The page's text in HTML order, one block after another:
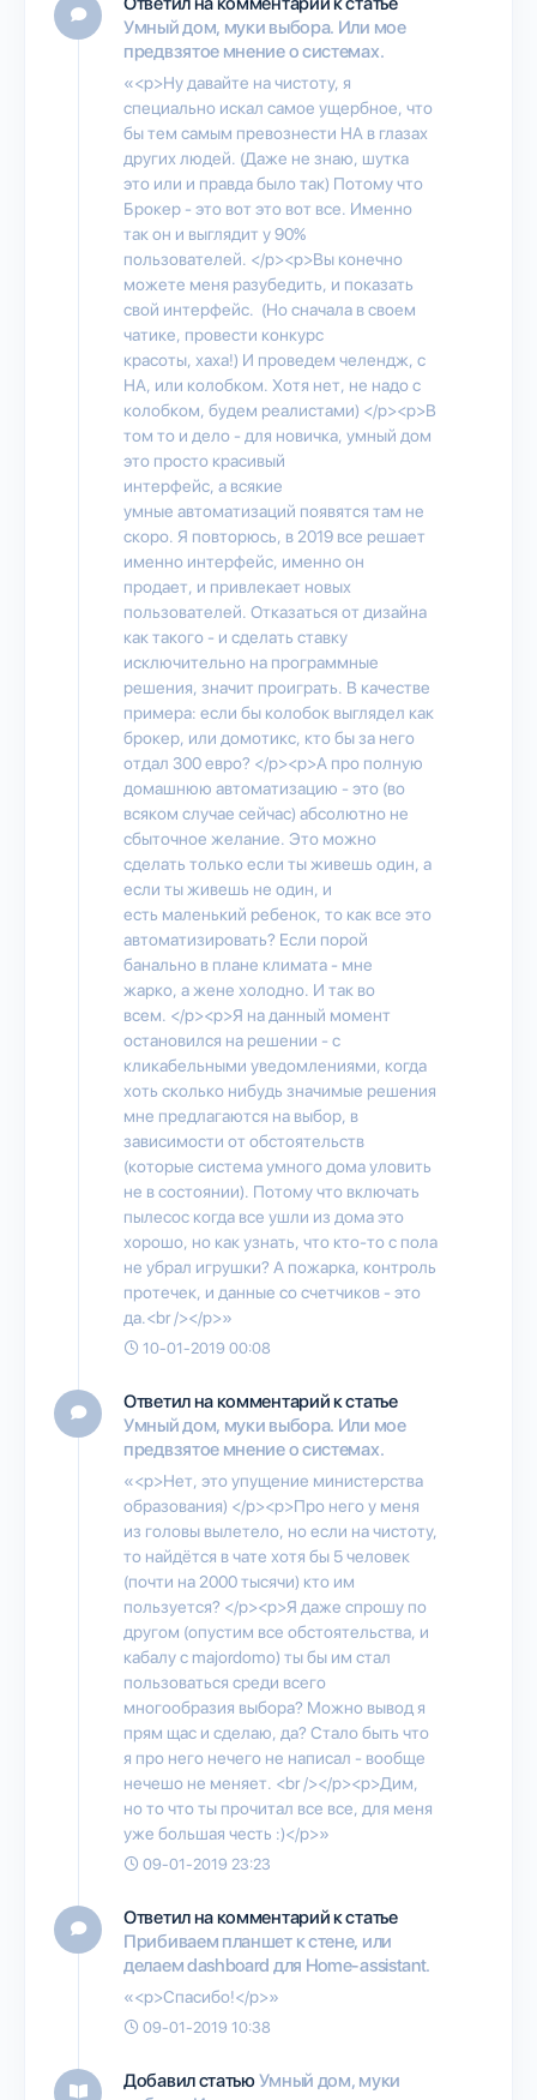
Умный дом, муки выбора. Или мое
предвзятое мнение о системах.
«<p>Ну давайте на чистоту, я
специально искал самое ущербное, что
бы тем самым превознести HA в глазах
других людей. (Даже не знаю, шутка
это или и правда было так) Потому что
Брокер - это вот это вот все. Именно
так он и выглядит у 90%
пользователей. </p><p>Вы конечно
можете меня разубедить, и показать
свой интерфейс. (Но сначала в своем
чатике, провести конкурс
красоты, хаха!) И проведем челендж, с
НА, или колобком. Хотя нет, не надо с
колобком, будем реалистами) </p><p>В
том то и дело - для новичка, умный дом
это просто красивый
интерфейс, а всякие
умные автоматизаций появятся там не
скоро. Я повторюсь, в 2019 все решает
именно интерфейс, именно он
продает, и привлекает новых
пользователей. Отказаться от дизайна
как такого - и сделать ставку
исключительно на программные
решения, значит проиграть. В качестве
примера: если бы колобок выглядел как
брокер, или домотикс, кто бы за него
отдал 300 евро? </p><p>А про полную
домашнюю автоматизацию - это (во
всяком случае сейчас) абсолютно не
сбыточное желание. Это можно
сделать только если ты живешь один, а
если ты живешь не один, и
есть маленький ребенок, то как все это
автоматизировать? Если порой
банально в плане климата - мне
жарко, а жене холодно. И так во
всем. </p><p>Я на данный момент
остановился на решении - с
кликабельными уведомлениями, когда
хоть сколько нибудь значимые решения
мне предлагаются на выбор, в
зависимости от обстоятельств
(которые система умного дома уловить
не в состоянии). Потому что включать
пылесос когда все ушли из дома это
хорошо, но как узнать, что кто-то с пола
не убрал игрушки? А пожарка, контроль
протечек, и данные со счетчиков - это
да.<br /></p>»
10-01-2019 00:08
Ответил на комментарий к статье
Умный дом, муки выбора. Или мое
предвзятое мнение о системах.
«<p>Нет, это упущение министерства
образования) </p><p>Про него у меня
из головы вылетело, но если на чистоту,
то найдётся в чате хотя бы 5 человек
(почти на 2000 тысячи) кто им
пользуется? </p><p>Я даже спрошу по
другом (опустим все обстоятельства, и
кабалу с majordomo) ты бы им стал
пользоваться среди всего
многообразия выбора? Можно вывод я
прям щас и сделаю, да? Стало быть что
я про него нечего не написал - вообще
нечешо не меняет. <br /></p><p>Дим,
но то что ты прочитал все все, для меня
уже большая честь :)</p>»
09-01-2019 23:23
Ответил на комментарий к статье
Прибиваем планшет к стене, или
делаем dashboard для Home-assistant.
«<p>Спасибо!</p>»
09-01-2019 10:38
Добавил статьюУмный дом, муки